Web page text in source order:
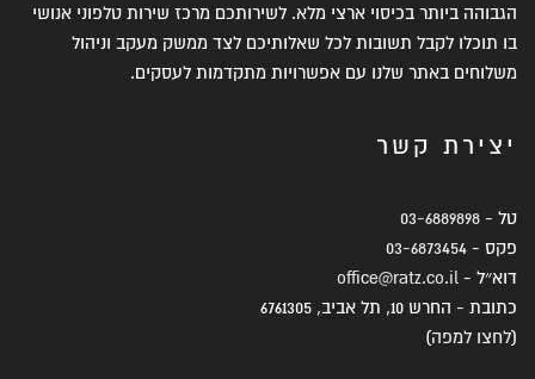
הגבוהה ביותר בכיסוי ארצי מלא. לשירותכם מרכז שירות טלפוני אנושי
בו תוכלו לקבל תשובות לכל שאלותיכם לצד ממשק מעקב וניהול
משלוחים באתר שלנו עם אפשרויות מתקדמות לעסקים.
יצירת קשר
טל - 03-6889898
פקס - 03-6873454
דוא״ל - office@ratz.co.il
כתובת - החרש 10, תל אביב, 6761305
(לחצו למפה)